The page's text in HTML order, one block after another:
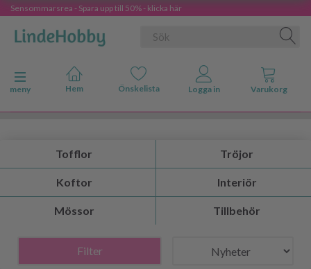
Sensommarsrea - Spara upp till 50% - klicka här
Ändra navigering
meny
Tofflor Tröjor
Koftor Interiör
Mössor Tillbehör
Filter